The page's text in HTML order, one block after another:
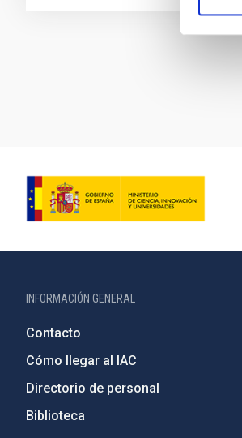
INFORMACIÓN GENERAL
Contacto
Cómo llegar al IAC
Directorio de personal
Biblioteca